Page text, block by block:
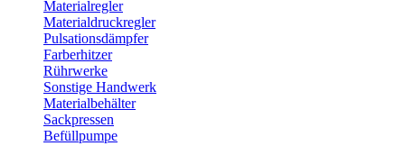
Materialregler
Materialdruckregler
Pulsationsdämpfer
Farberhitzer
Rührwerke
Sonstige Handwerk
Materialbehälter
Sackpressen
Befüllpumpe